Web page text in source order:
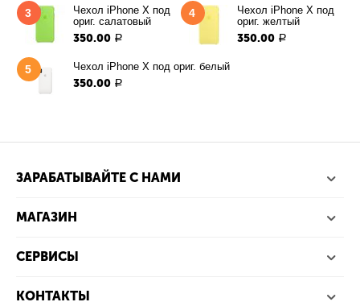
3
Чехол iPhone X под
ориг. салатовый
350.00 Р
4
Чехол iPhone X под
ориг. желтый
350.00 Р
5 Чехол iPhone X под ориг. белый
350.00 Р
ЗАРАБАТЫВАЙТЕ С НАМИ
МАГАЗИН
СЕРВИСЫ
КОНТАКТЫ